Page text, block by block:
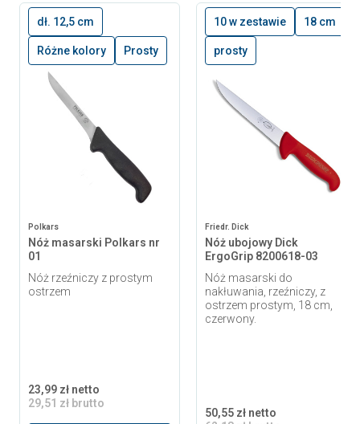
dł. 12,5 cm
Różne kolory Prosty
Polkars
Nóż masarski Polkars nr
01
Nóż rzeźniczy z prostym
ostrzem
23,99 zł netto
29,51 zł brutto
10 w zestawie 18 cm
prosty
Friedr. Dick
Nóż ubojowy Dick
ErgoGrip 8200618-03
Nóż masarski do
nakłuwania, rzeźniczy, z
ostrzem prostym, 18 cm,
czerwony.
50,55 zł netto